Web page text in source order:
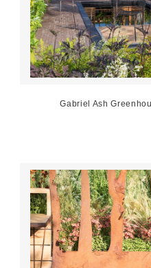
Gabriel Ash